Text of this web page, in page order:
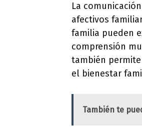
La
afectivos
familia pueden
comprensión
también
el bienestar
También te